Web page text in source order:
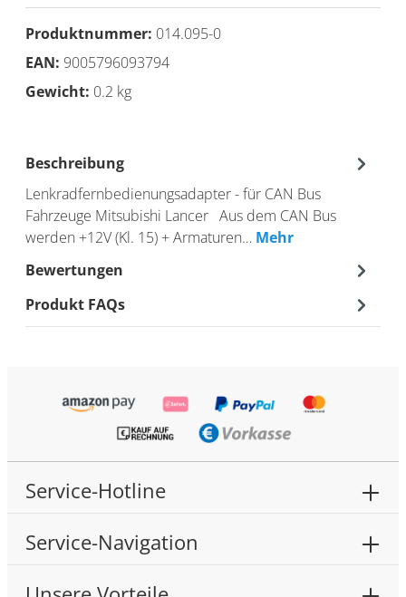
Produktnummer: 014.095-0
EAN: 9005796093794
Gewicht: 0.2 kg
Beschreibung
Lenkradfernbedienungsadapter - für CAN Bus
Fahrzeuge Mitsubishi Lancer Aus dem CAN Bus
werden +12V (Kl. 15) + Armaturen… Mehr
Bewertungen
Produkt FAQs
Service-Hotline
Service-Navigation